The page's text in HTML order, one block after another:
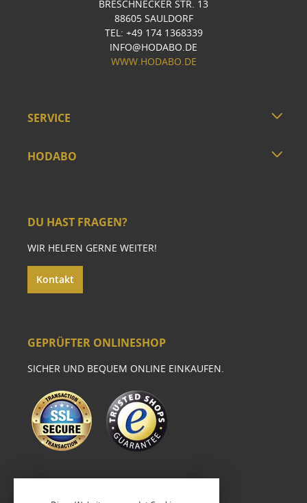
BRESCHNECKER STR. 13
88605 SAULDORF
TEL: +49 174 1368339
INFO@HODABO.DE
WWW.HODABO.DE
SERVICE
HODABO
DU HAST FRAGEN?
WIR HELFEN GERNE WEITER!
Kontakt
GEPRÜFTER ONLINESHOP
SICHER UND BEQUEM ONLINE EINKAUFEN.